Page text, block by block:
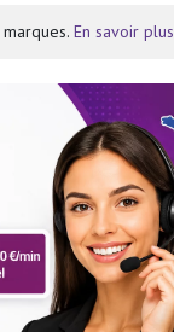
En savoir plus